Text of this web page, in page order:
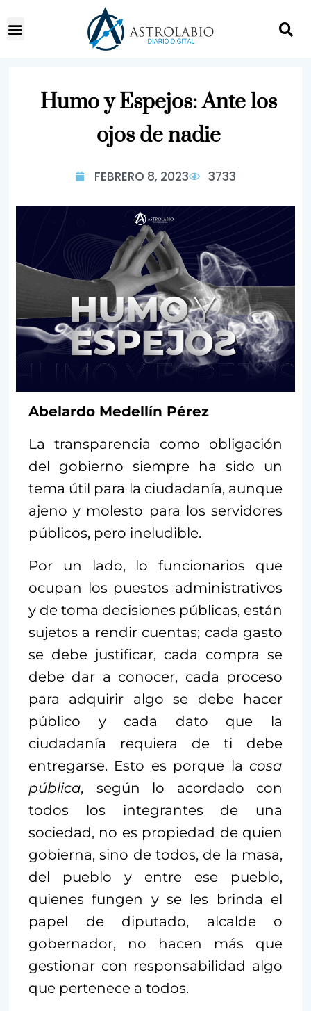
Humo y Espejos: Ante los
ojos de nadie
FEBRERO 8, 2023 3733
Abelardo Medellín Pérez
La transparencia como obligación
del gobierno siempre ha sido un
tema útil para la ciudadanía, aunque
ajeno y molesto para los servidores
públicos, pero ineludible.
Por un lado, lo funcionarios que
ocupan los puestos administrativos
y de toma decisiones públicas, están
sujetos a rendir cuentas; cada gasto
se debe justificar, cada compra se
debe dar a conocer, cada proceso
para adquirir algo se debe hacer
público y cada dato que la
ciudadanía requiera de ti debe
entregarse. Esto es porque la cosa
pública, según lo acordado con
todos los integrantes de una
sociedad, no es propiedad de quien
gobierna, sino de todos, de la masa,
del pueblo y entre ese pueblo,
quienes fungen y se les brinda el
papel de diputado, alcalde o
gobernador, no hacen más que
gestionar con responsabilidad algo
que pertenece a todos.